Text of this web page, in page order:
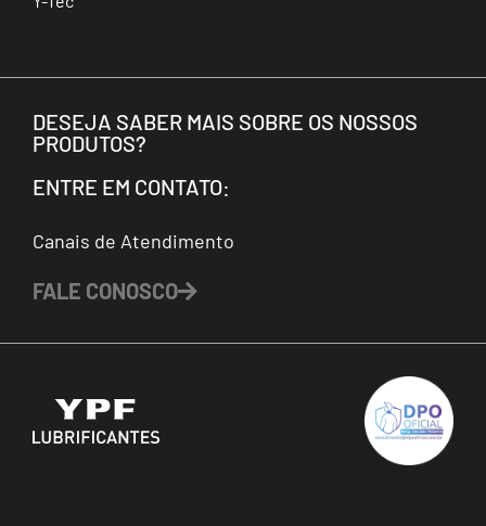
DESEJA SABER MAIS SOBRE OS NOSSOS
PRODUTOS?
ENTRE EM CONTATO:
Canais de Atendimento
FALE CONOSCO